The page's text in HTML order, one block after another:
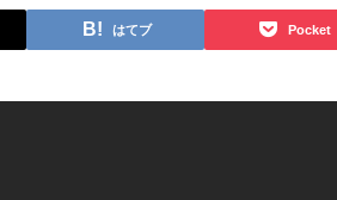
はてブ Pocket